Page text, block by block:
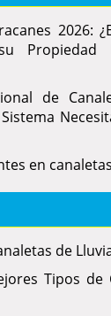
2026:
Propiedad
de
en
de
Tipos de